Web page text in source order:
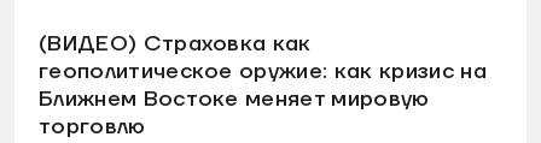
(ВИДЕО) Страховка как
геополитическое оружие: как кризис на
Ближнем Востоке меняет мировую
торговлю